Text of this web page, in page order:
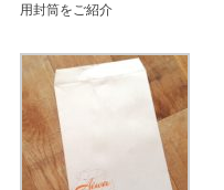
用封筒をご紹介